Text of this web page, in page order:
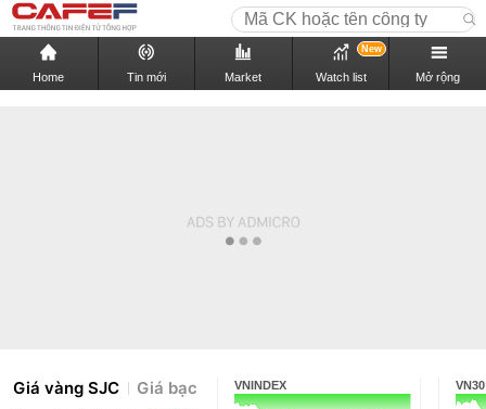
Home Tin mới Market Watch list
New
Mở rộng
Giá vàng SJC Giá bạc VNINDEX VN30